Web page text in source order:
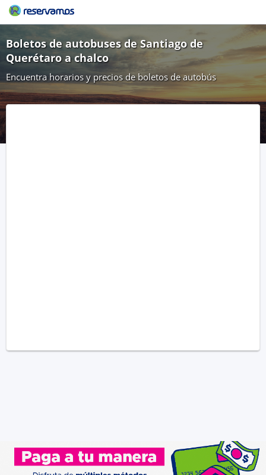
Boletos de autobuses de Santiago de
Querétaro a chalco
Encuentra horarios y precios de boletos de autobús